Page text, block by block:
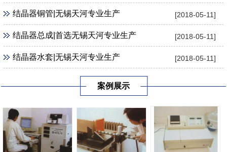
[2018-05-11]
结晶器铜管|无锡天河专业生产
[2018-05-11]
结晶器总成|首选无锡天河专业生产
[2018-05-11]
结晶器水套|无锡天河专业生产
案例展示